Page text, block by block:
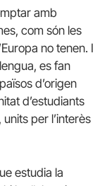
amb
com són les
no tenen. I
es fan
d’origen
d’estudiants
per l’interès
estudia la